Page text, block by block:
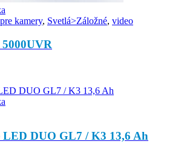
kamery, Svetlá>Záložné, video
DUO GL7 / K3 13,6 Ah